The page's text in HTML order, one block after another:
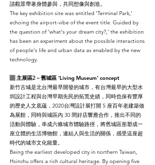
請觀眾帶著身體參與，共同想像與創造。
The key exhibition site was entitled 'Terminal Park,'
echoing the airport-vibe of the event title. Guided by
the question of 'what's your dream city?,' the exhibition
has been an experiment about the possible interactions
of people's life and urban data as enabled by the new
technology.
▩ 主展區2－舊城區 'Living Museum' concept
新竹古城是北台灣最早開發的城市，有台灣最早的大型水
圳設計工程與台灣早期先民的拓荒史績，同時也保有豐厚
的歷史人文底蘊，2020台灣設計展打開 5 座百年老建築做
為展館，同時與城區內 30 間好店響應合作，推出不同的
活動與體驗，串成六條城市體驗路徑，將舊城區形塑成一
座立體的生活博物館，連結人與生活的關係，感受這座超
時代的城市文化能量。
Being the earliest developed city in northern Taiwan,
Hsinchu offers a rich cultural heritage. By opening five